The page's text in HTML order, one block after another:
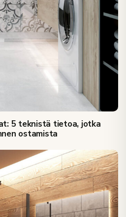
5 teknistä tietoa, jotka
ostamista